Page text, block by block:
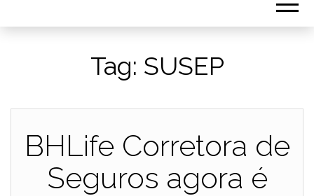
Tag: SUSEP
BHLife Corretora de
Seguros agora é